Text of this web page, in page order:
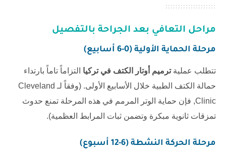
مراحل التعافي بعد الجراحة بالتفصيل
مرحلة الحماية الأولية (0-6 أسابيع)
تتطلب عمليةترميم أوتار الكتف في تركيا التزاماً تاماً بارتداء
حمالة الكتف الطبية خلال الأسابيع الأولى. (وفقاً لـ Cleveland
Clinic, فإن حماية الوتر المرمم في هذه المرحلة تمنع حدوث
تمزقات ثانوية مبكرة وتضمن ثبات المرابط العظمية).
مرحلة الحركة النشطة (6-12 أسبوع)